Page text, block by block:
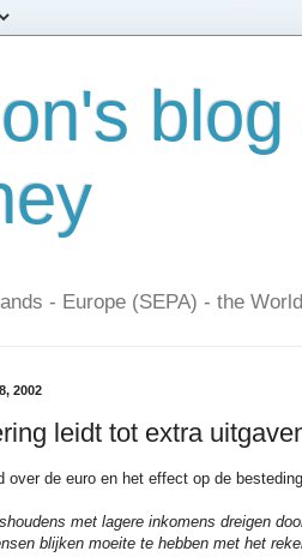
- Europe (SEPA) - the
2002
leidt tot extra
over de euro en het effect op de
met lagere inkomens dreigen
blijken moeite te hebben met het